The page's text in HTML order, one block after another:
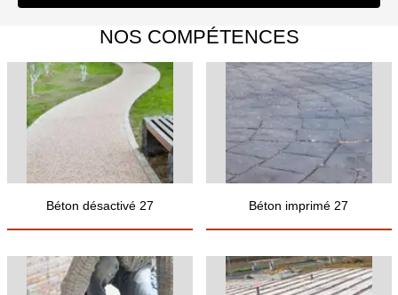
NOS COMPÉTENCES
Béton désactivé 27 Béton imprimé 27